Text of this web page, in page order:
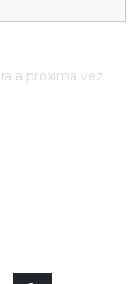
a próxima vez